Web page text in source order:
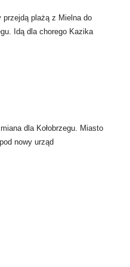
przejdą plażą z Mielna do
Idą dla chorego Kazika
dla Kołobrzegu. Miasto
nowy urząd